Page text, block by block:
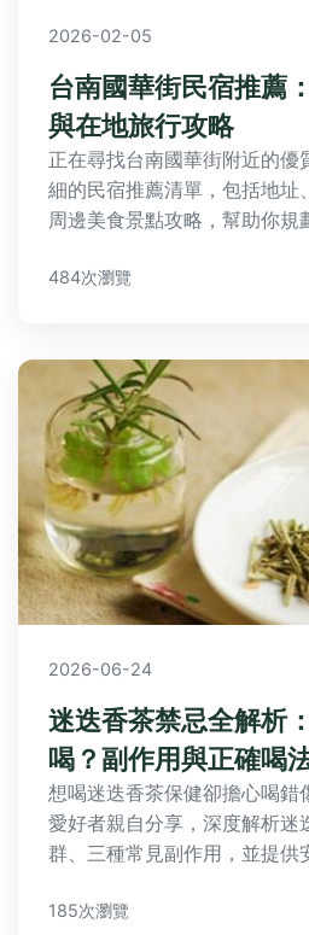
2026-02-05
台南國華街民宿推薦
與在地旅行攻略
正在尋找台南國華街附近的優
細的民宿推薦清單，包括地址
周邊美食景點攻略，幫助你規
484次瀏覽
2026-06-24
迷迭香茶禁忌全解析
喝？副作用與正確喝
想喝迷迭香茶保健卻擔心喝錯
愛好者親自分享，深度解析迷
群、三種常見副作用，並提供
185次瀏覽